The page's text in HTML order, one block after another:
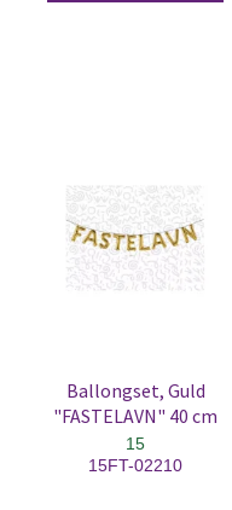
Ballongset, Guld
"FASTELAVN" 40 cm
15
15FT-02210